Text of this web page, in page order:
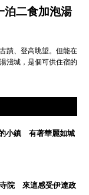
泊二食加泡湯
蹟、登高眺望。但能在
淺城，是個可供住宿的
的小鎮 有著華麗如城
寺院 來這感受伊達政